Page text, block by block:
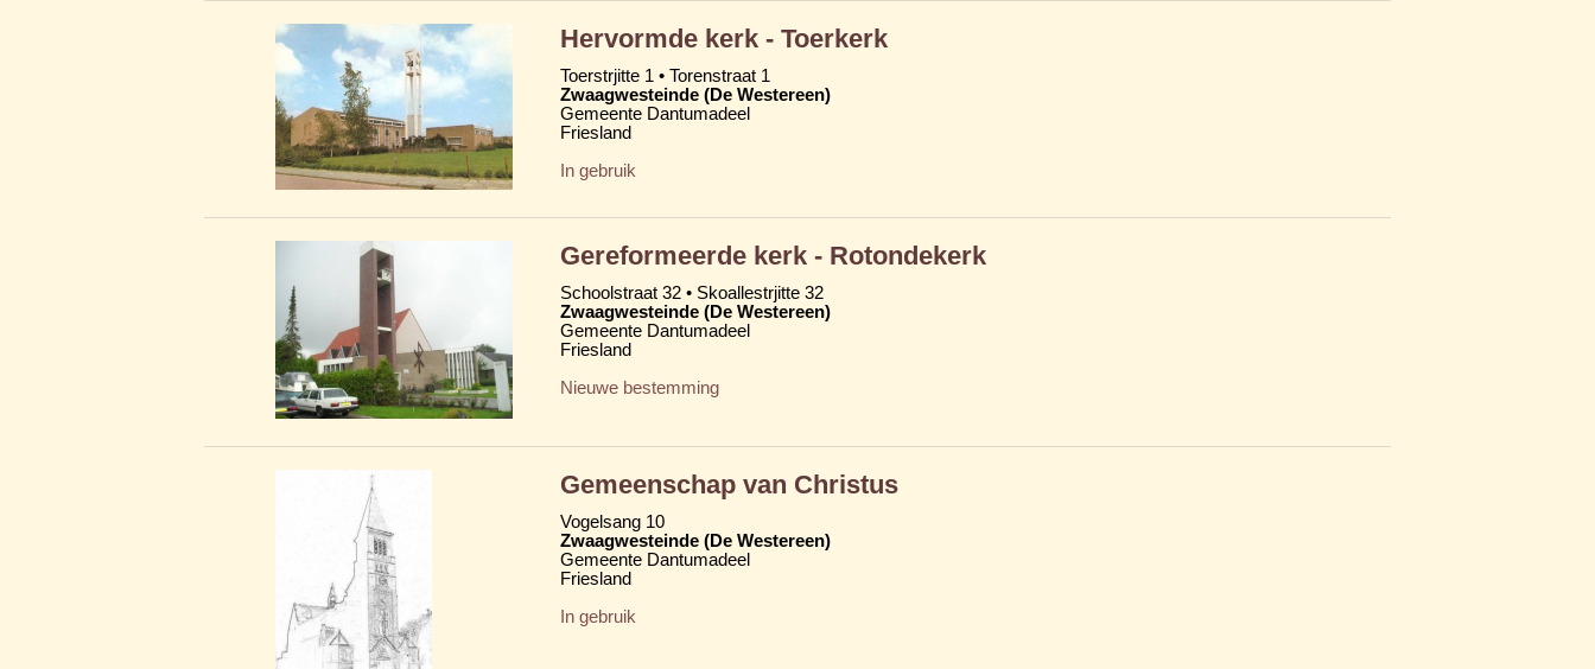
Hervormde kerk - Toerkerk
Toerstrjitte 1 • Torenstraat 1
Zwaagwesteinde (De Westereen)
Gemeente Dantumadeel
Friesland
In gebruik
Gereformeerde kerk - Rotondekerk
Schoolstraat 32 • Skoallestrjitte 32
Zwaagwesteinde (De Westereen)
Gemeente Dantumadeel
Friesland
Nieuwe bestemming
Gemeenschap van Christus
Vogelsang 10
Zwaagwesteinde (De Westereen)
Gemeente Dantumadeel
Friesland
In gebruik